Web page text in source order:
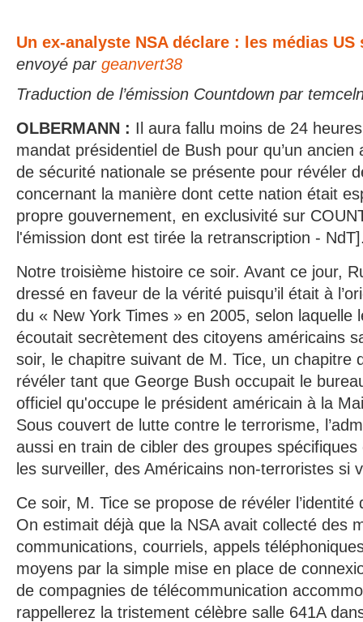
Un ex-analyste NSA déclare : les médias
envoyé par geanvert38
Traduction de l’émission Countdown par
OLBERMANN : Il aura fallu moins de 24
mandat présidentiel de Bush pour qu’un ancien
de sécurité nationale se présente pour révéler
concernant la manière dont cette nation était
propre gouvernement, en exclusivité sur
l'émission dont est tirée la retranscription -
Notre troisième histoire ce soir. Avant ce jour,
dressé en faveur de la vérité puisqu’il était à
du « New York Times » en 2005, selon laquelle
écoutait secrètement des citoyens américains
soir, le chapitre suivant de M. Tice, un chapitre
révéler tant que George Bush occupait le
officiel qu'occupe le président américain à la
Sous couvert de lutte contre le terrorisme,
aussi en train de cibler des groupes spécifiques
les surveiller, des Américains non-terroristes si
Ce soir, M. Tice se propose de révéler l’identité
On estimait déjà que la NSA avait collecté des
communications, courriels, appels
moyens par la simple mise en place de
de compagnies de télécommunication
rappellerez la tristement célèbre salle 641A